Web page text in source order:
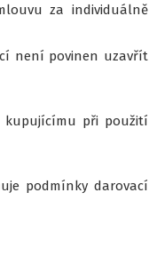
za individuálně
není povinen uzavřít
kupujícímu při použití
podmínky darovací